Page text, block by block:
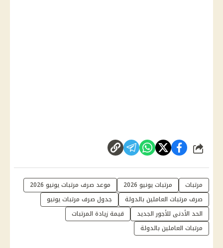
شارك
مرتبات مرتبات يونيو 2026
موعد صرف مرتبات يونيو 2026
صرف مرتبات العاملين بالدولة
جدول صرف مرتبات يونيو
الحد الأدنى للأجور الجديد
قيمة زيادة المرتبات
مرتبات العاملين بالدولة